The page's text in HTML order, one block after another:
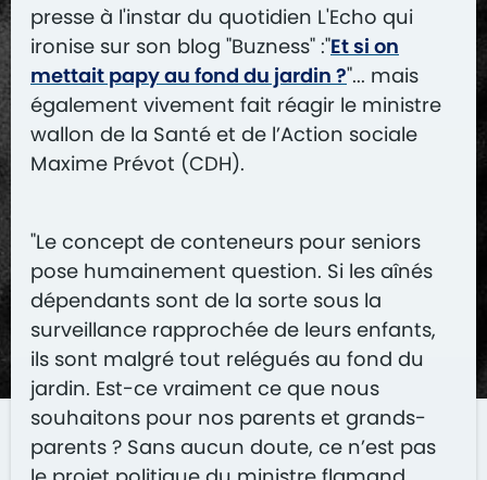
presse à l'instar du quotidien L'Echo qui
ironise sur son blog "Buzness" :"Et si on
mettait papy au fond du jardin ?"... mais
également vivement fait réagir le ministre
wallon de la Santé et de l’Action sociale
Maxime Prévot (CDH).
"Le concept de conteneurs pour seniors
pose humainement question. Si les aînés
dépendants sont de la sorte sous la
surveillance rapprochée de leurs enfants,
ils sont malgré tout relégués au fond du
jardin. Est-ce vraiment ce que nous
souhaitons pour nos parents et grands-
parents ? Sans aucun doute, ce n’est pas